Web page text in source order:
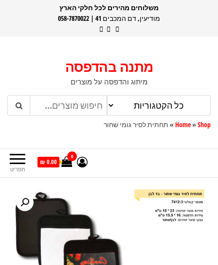
משלוחים מהירים לכל חלקי הארץ
מודיעין, דם המכבים 41 | 058-7870022
מתנה בהדפסה
מיתוג והדפסה על מוצרים
Home» Shop
» תחתית לסיר גומי שחור
תפריט
0
0.00 ₪